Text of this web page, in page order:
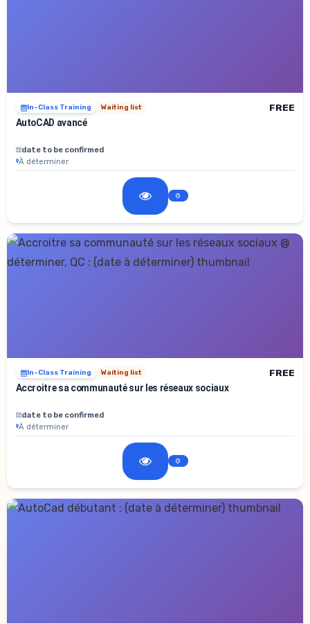
In-Class Training Waiting list
FREE
AutoCAD avancé
date to be confirmed
À déterminer
In-Class Training Waiting list
FREE
Accroitre sa communauté sur les réseaux sociaux
date to be confirmed
À déterminer